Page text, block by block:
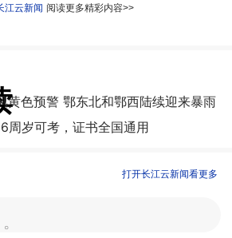
江云新闻 阅读更多精彩内容>>
黄色预警 鄂东北和鄂西陆续迎来暴雨
周岁可考，证书全国通用
打开长江云新闻看更多